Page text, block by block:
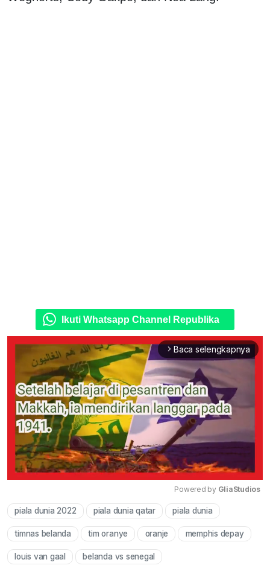
Ikuti Whatsapp Channel Republika
arrow_forward_ios Baca selengkapnya
Mute
Powered by GliaStudios
piala dunia 2022 piala dunia qatar piala dunia
timnas belanda tim oranye oranje memphis depay
louis van gaal belanda vs senegal